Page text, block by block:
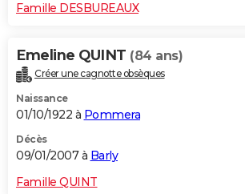
Famille DESBUREAUX
Emeline QUINT (84 ans)
Créer une cagnotte obsèques
Naissance
01/10/1922 à Pommera
Décès
09/01/2007 à Barly
Famille QUINT